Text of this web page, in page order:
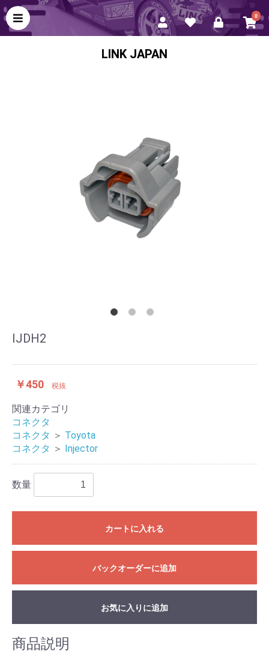
0
LINK JAPAN
IJDH2
￥450 税抜
関連カテゴリ
コネクタ
コネクタ ＞ Toyota
コネクタ ＞ Injector
数量
カートに入れる
バックオーダーに追加
お気に入りに追加
商品説明